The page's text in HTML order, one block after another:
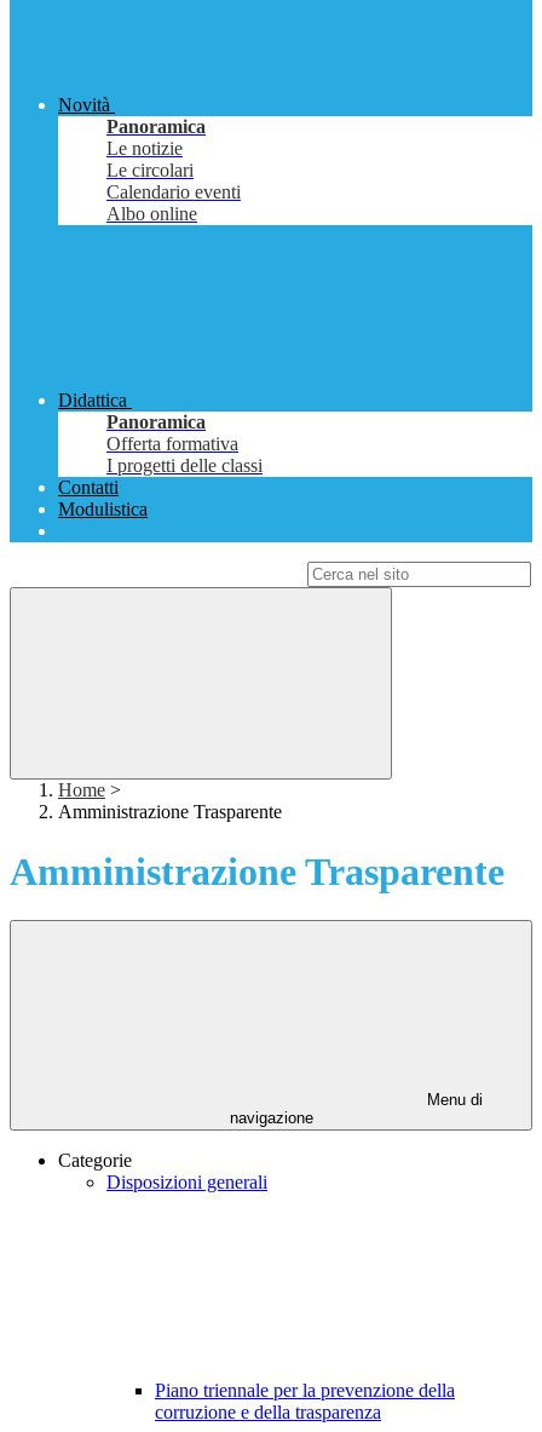
Novità
Panoramica
Le notizie
Le circolari
Calendario eventi
Albo online
Didattica
Panoramica
Offerta formativa
I progetti delle classi
Contatti
Modulistica
Home >
Amministrazione Trasparente
Amministrazione Trasparente
Menu di
navigazione
Categorie
Disposizioni generali
Piano triennale per la prevenzione della
corruzione e della trasparenza